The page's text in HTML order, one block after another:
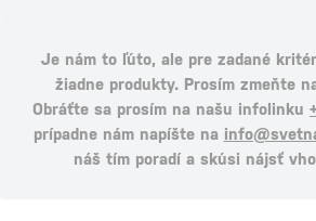
Je nám to ľúto, ale pre zadané
žiadne produkty. Prosím zmeňte
Obráťte sa prosím na našu infolinku
prípadne nám napíšte na
náš tím poradí a skúsi nájsť